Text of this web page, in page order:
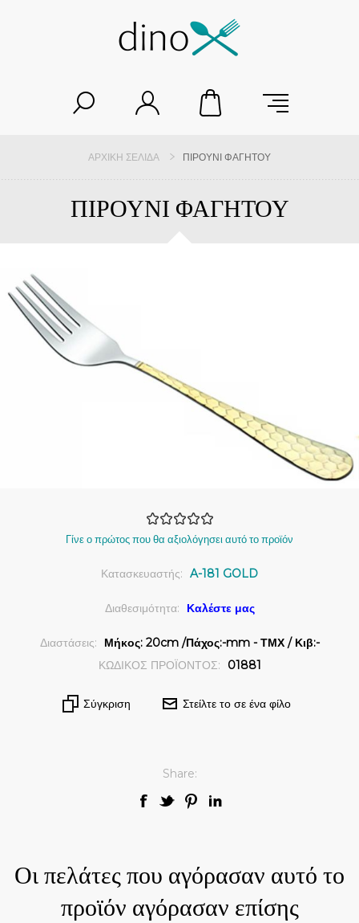
ΑΡΧΙΚΉ ΣΕΛΊΔΑ ΠΙΡΟΥΝΙ ΦΑΓΗΤΟΥ
ΠΙΡΟΥΝΙ ΦΑΓΗΤΟΥ
Γίνε ο πρώτος που θα αξιολόγησει αυτό το προϊόν
Κατασκευαστής: A-181 GOLD
Διαθεσιμότητα: Καλέστε μας
Διαστάσεις:
Μήκος: 20cm /Πάχος:-mm - ΤΜΧ / Κιβ:-
ΚΩΔΙΚΟΣ ΠΡΟΪΟΝΤΟΣ:
01881
Σύγκριση Στείλτε το σε ένα φίλο
Share:
Οι πελάτες που αγόρασαν αυτό το
προϊόν αγόρασαν επίσης